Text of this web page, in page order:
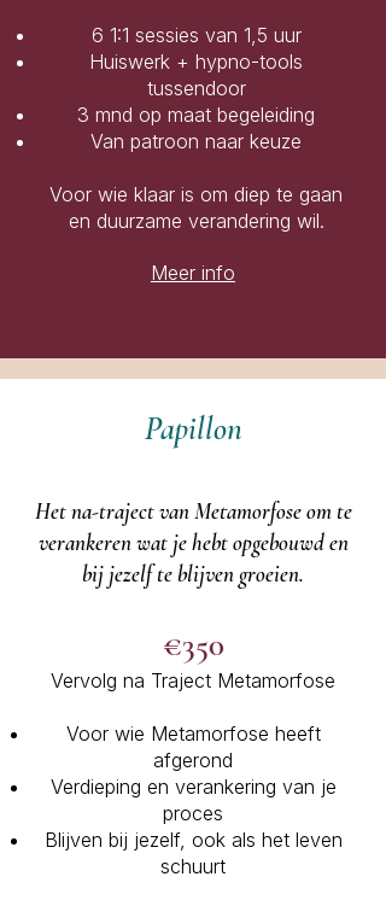
6 1:1 sessies van 1,5 uur
Huiswerk + hypno-tools
tussendoor
3 mnd op maat begeleiding
Van patroon naar keuze
Voor wie klaar is om diep te gaan
en duurzame verandering wil.
Meer info
Papillon
Het na-traject van Metamorfose om te
verankeren wat je hebt opgebouwd en
bij jezelf te blijven groeien.
€350
Vervolg na Traject Metamorfose
Voor wie Metamorfose heeft
afgerond
Verdieping en verankering van je
proces
Blijven bij jezelf, ook als het leven
schuurt